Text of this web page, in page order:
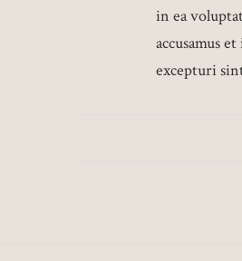
in ea
accusamus
excepturi